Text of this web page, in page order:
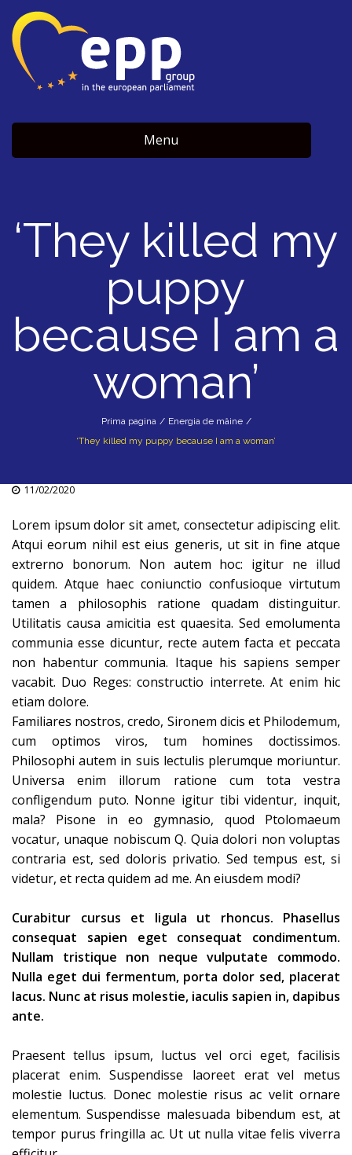
Menu
‘They killed my
puppy
because I am a
woman’
Prima pagina / Energia de mâine /
‘They killed my puppy because I am a woman’
11/02/2020
Lorem ipsum dolor sit amet, consectetur adipiscing elit.
Atqui eorum nihil est eius generis, ut sit in fine atque
extrerno bonorum. Non autem hoc: igitur ne illud
quidem. Atque haec coniunctio confusioque virtutum
tamen a philosophis ratione quadam distinguitur.
Utilitatis causa amicitia est quaesita. Sed emolumenta
communia esse dicuntur, recte autem facta et peccata
non habentur communia. Itaque his sapiens semper
vacabit. Duo Reges: constructio interrete. At enim hic
etiam dolore.
Familiares nostros, credo, Sironem dicis et Philodemum,
cum optimos viros, tum homines doctissimos.
Philosophi autem in suis lectulis plerumque moriuntur.
Universa enim illorum ratione cum tota vestra
confligendum puto. Nonne igitur tibi videntur, inquit,
mala? Pisone in eo gymnasio, quod Ptolomaeum
vocatur, unaque nobiscum Q. Quia dolori non voluptas
contraria est, sed doloris privatio. Sed tempus est, si
videtur, et recta quidem ad me. An eiusdem modi?
Curabitur cursus et ligula ut rhoncus. Phasellus
consequat sapien eget consequat condimentum.
Nullam tristique non neque vulputate commodo.
Nulla eget dui fermentum, porta dolor sed, placerat
lacus. Nunc at risus molestie, iaculis sapien in, dapibus
ante.
Praesent tellus ipsum, luctus vel orci eget, facilisis
placerat enim. Suspendisse laoreet erat vel metus
molestie luctus. Donec molestie risus ac velit ornare
elementum. Suspendisse malesuada bibendum est, at
tempor purus fringilla ac. Ut ut nulla vitae felis viverra